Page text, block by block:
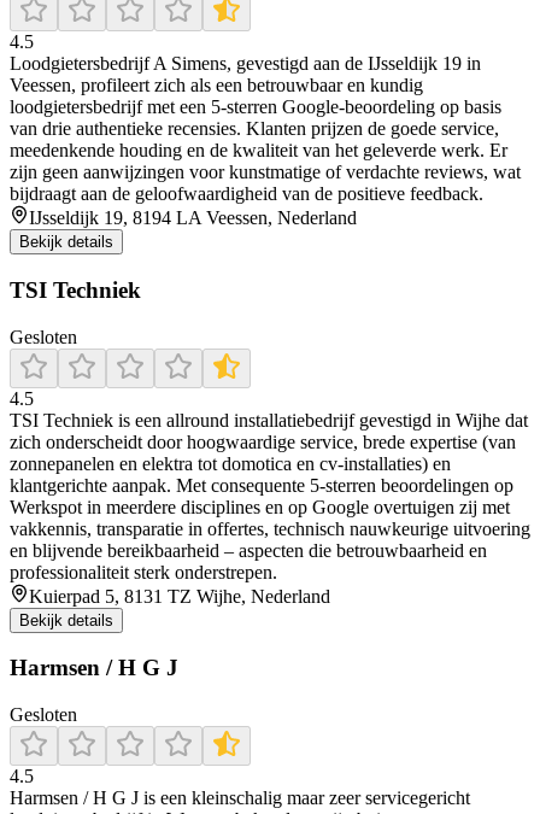
4.5
Loodgietersbedrijf A Simens, gevestigd aan de IJsseldijk 19 in
Veessen, profileert zich als een betrouwbaar en kundig
loodgietersbedrijf met een 5‑sterren Google‑beoordeling op basis
van drie authentieke recensies. Klanten prijzen de goede service,
meedenkende houding en de kwaliteit van het geleverde werk. Er
zijn geen aanwijzingen voor kunstmatige of verdachte reviews, wat
bijdraagt aan de geloofwaardigheid van de positieve feedback.
IJsseldijk 19, 8194 LA Veessen, Nederland
Bekijk details
TSI Techniek
Gesloten
4.5
TSI Techniek is een allround installatiebedrijf gevestigd in Wijhe dat
zich onderscheidt door hoogwaardige service, brede expertise (van
zonnepanelen en elektra tot domotica en cv-installaties) en
klantgerichte aanpak. Met consequente 5-sterren beoordelingen op
Werkspot in meerdere disciplines en op Google overtuigen zij met
vakkennis, transparatie in offertes, technisch nauwkeurige uitvoering
en blijvende bereikbaarheid – aspecten die betrouwbaarheid en
professionaliteit sterk onderstrepen.
Kuierpad 5, 8131 TZ Wijhe, Nederland
Bekijk details
Harmsen / H G J
Gesloten
4.5
Harmsen / H G J is een kleinschalig maar zeer servicegericht